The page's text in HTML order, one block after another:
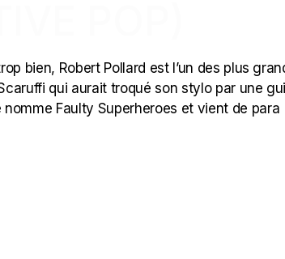
bien, Robert Pollard est l’un des plus
qui aurait troqué son stylo par une
Faulty Superheroes et vient de para